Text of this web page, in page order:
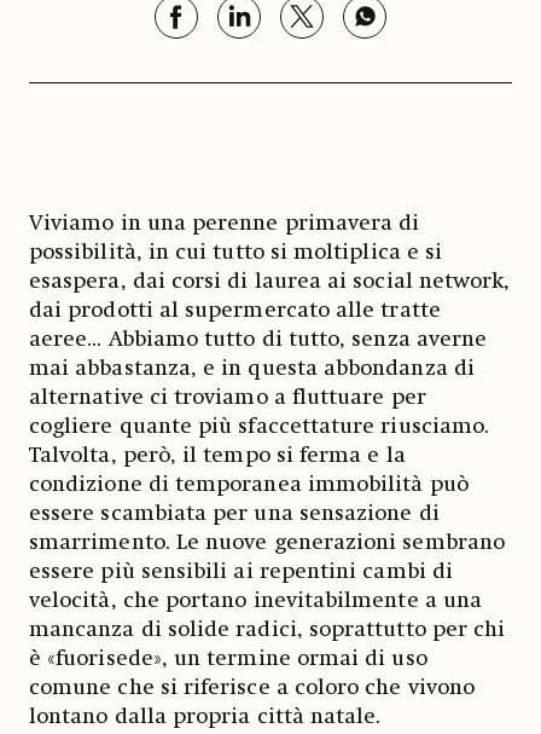
Viviamo in una perenne primavera di
possibilità, in cui tutto si moltiplica e si
esaspera, dai corsi di laurea ai social network,
dai prodotti al supermercato alle tratte
aeree... Abbiamo tutto di tutto, senza averne
mai abbastanza, e in questa abbondanza di
alternative ci troviamo a fluttuare per
cogliere quante più sfaccettature riusciamo.
Talvolta, però, il tempo si ferma e la
condizione di temporanea immobilità può
essere scambiata per una sensazione di
smarrimento. Le nuove generazioni sembrano
essere più sensibili ai repentini cambi di
velocità, che portano inevitabilmente a una
mancanza di solide radici, soprattutto per chi
è «fuorisede», un termine ormai di uso
comune che si riferisce a coloro che vivono
lontano dalla propria città natale.